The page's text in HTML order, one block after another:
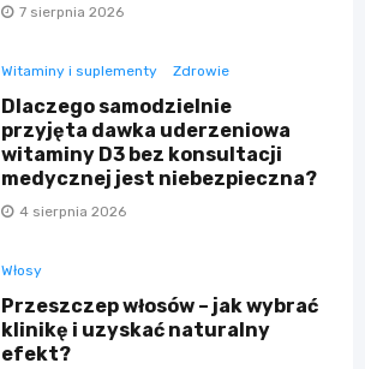
7 sierpnia 2026
Witaminy i suplementy Zdrowie
Dlaczego samodzielnie
przyjęta dawka uderzeniowa
witaminy D3 bez konsultacji
medycznej jest niebezpieczna?
4 sierpnia 2026
Włosy
Przeszczep włosów – jak wybrać
klinikę i uzyskać naturalny
efekt?